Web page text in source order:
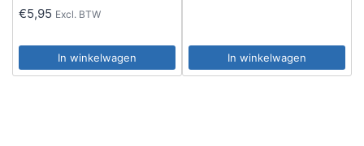
€5,95 Excl. BTW
In winkelwagen In winkelwagen